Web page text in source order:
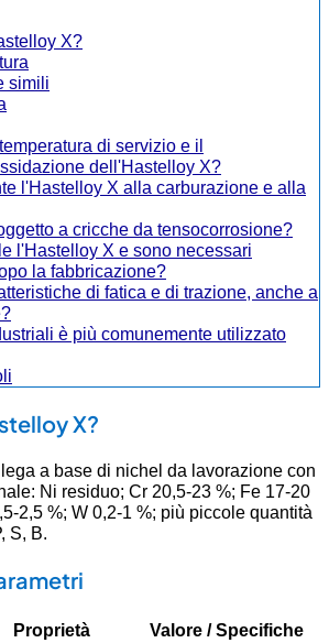
X?
simili
di servizio e il
dell'Hastelloy X?
l'Hastelloy X alla carburazione e alla
a cricche da tensocorrosione?
l'Hastelloy X e sono necessari
la fabbricazione?
di fatica e di trazione, anche a
è più comunemente utilizzato
X?
a base di nichel da lavorazione con
Ni residuo; Cr 20,5-23 %; Fe 17-20
2,5 %; W 0,2-1 %; più piccole quantità
S, B.
Proprietà
Valore / Specifiche